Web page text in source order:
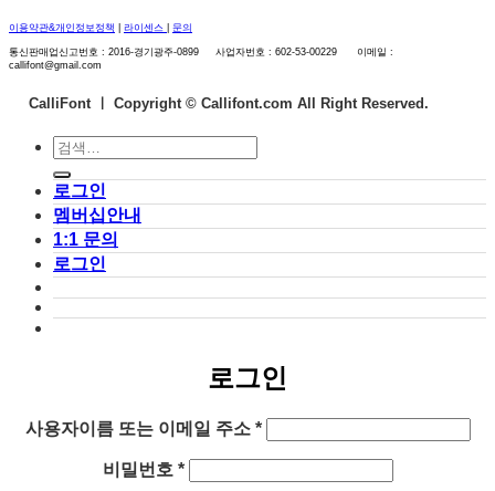
이용약관&개인정보정책 라이센스 문의
통신판매업신고번호 : 2016-경기광주-0899 사업자번호 : 602-53-00229 이메일 :
callifont@gmail.com
CalliFont ㅣ Copyright © Callifont.com All Right Reserved.
검
색:
로그인
멤버십안내
1:1 문의
로그인
로그인
사용자이름 또는 이메일 주소 *필
비밀번호 *필